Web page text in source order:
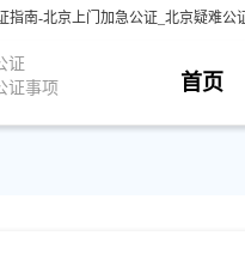
南-北京上门加急公证_北京疑难公
证
证事项
首页